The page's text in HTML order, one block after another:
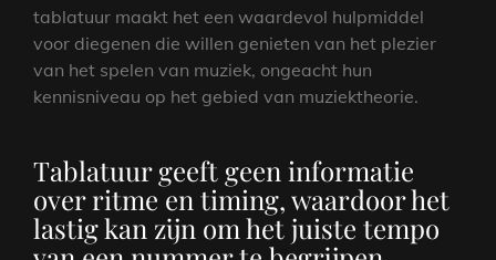
tablatuur maakt het een waardevol hulpmiddel
voor diegenen die willen genieten van het plezier
van het spelen van muziek, ongeacht hun
kennisniveau op het gebied van muziektheorie.
Tablatuur geeft geen informatie
over ritme en timing, waardoor het
lastig kan zijn om het juiste tempo